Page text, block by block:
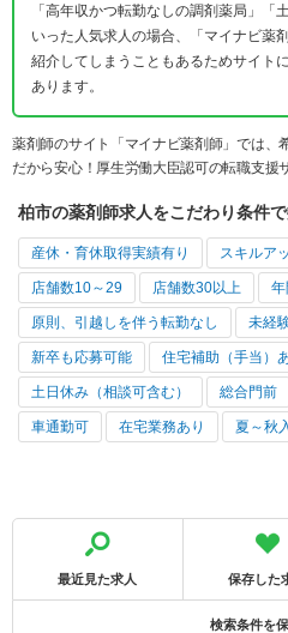
「高年収かつ転勤なしの調剤薬局」「
いった人気求人の場合、「マイナビ薬
紹介してしまうこともあるためサイト
あります。
薬剤師のサイト「マイナビ薬剤師」では、
だから安心！厚生労働大臣認可の転職支援
柏市の薬剤師求人をこだわり条件
産休・育休取得実績有り スキルア
店舗数10～29 店舗数30以上
原則、引越しを伴う転勤なし 未経
新卒も応募可能 住宅補助（手当）
土日休み（相談可含む） 総合門前
車通勤可 在宅業務あり 夏～秋
最近見た求人 保存した
検索条件を